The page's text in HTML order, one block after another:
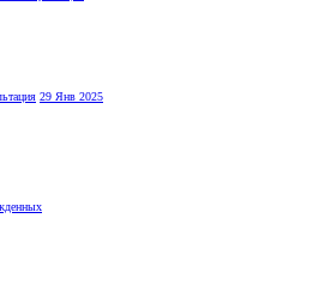
29 Янв 2025